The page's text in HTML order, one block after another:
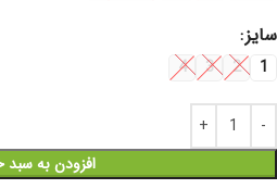
سایز
1
2
3
4
افزودن به سبد